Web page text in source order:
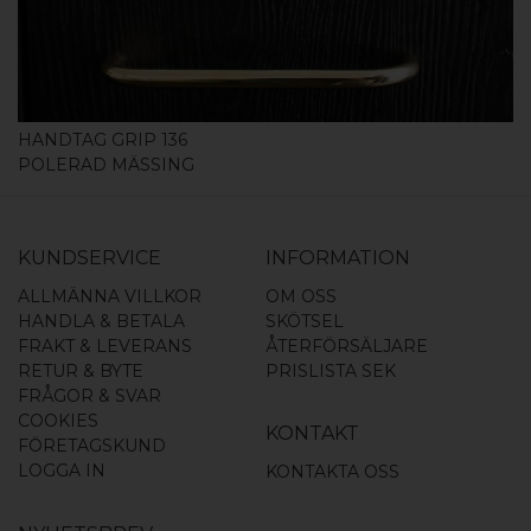
HANDTAG GRIP 136
POLERAD MÄSSING
KUNDSERVICE
ALLMÄNNA VILLKOR
HANDLA & BETALA
FRAKT & LEVERANS
RETUR & BYTE
FRÅGOR & SVAR
COOKIES
FÖRETAGSKUND
LOGGA IN
INFORMATION
OM OSS
SKÖTSEL
ÅTERFÖRSÄLJARE
PRISLISTA SEK
KONTAKT
KONTAKTA OSS